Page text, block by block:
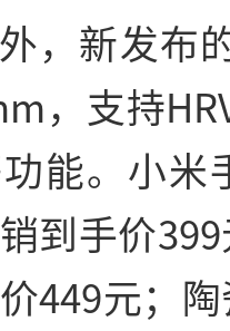
，新发布
，支持
能。小米
到手价
449元；